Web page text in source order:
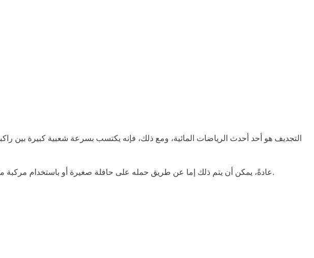
التجديف هو أحد أحدث الرياضات المائية، ومع ذلك، فإنه يكتسب بسرعة شعبية كبيرة بين
عادةً، يمكن أن يتم ذلك إما عن طريق حمله على حافلة صغيرة أو باستخدام مركبة مزودة بأرفف سقف. لكن لا تزال، ستواجه مشكلات في الوصول به إلى الماء. وهنا تأتي شاحنات دراجة لوح التجديف.